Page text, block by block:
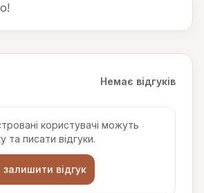
Немає відгуків
користувачі можуть
та писати відгуки.
відгук